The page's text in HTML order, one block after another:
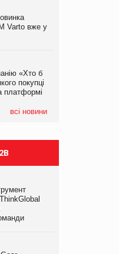
Varto вже у
«Хто б
покупці
платформі
всі новини
у
Paw
купує
магазини
дзвінки